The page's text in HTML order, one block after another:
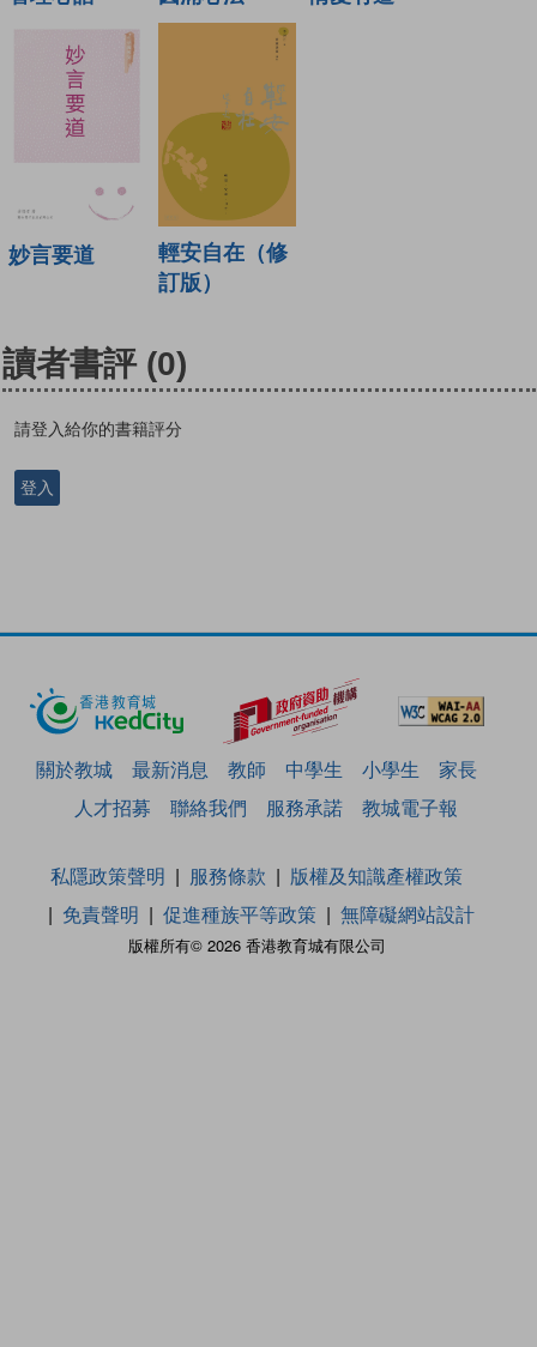
妙言要道
輕安自在（修
訂版）
讀者書評 (0)
請登入給你的書籍評分
登入
關於教城 最新消息 教師 中學生 小學生
家長
人才招募
聯絡我們 服務承諾 教城電子報
版權所有© 2026 香港教育城有限公司
私隱政策聲明 服務條款
版權及知識產權政策
免責聲明
促進種族平等政策 無障礙網站設計